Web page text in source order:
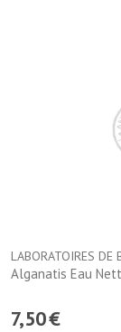
LABORATOIRES DE
Alganatis Eau
7,50€